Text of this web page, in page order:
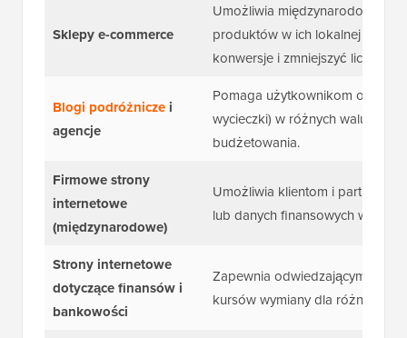
Sklepy e-commerce
Umożliwia międzynarodowym
produktów w ich lokalnej
konwersje i zmniejszyć liczbę
Blogi podróżniczei
agencje
Pomaga użytkownikom
wycieczki) w różnych walutach
budżetowania.
Firmowe strony
internetowe
(międzynarodowe)
Umożliwia klientom i partnerom
lub danych finansowych w ich
Strony internetowe
dotyczące finansów i
bankowości
Zapewnia odwiedzającym
kursów wymiany dla różnych